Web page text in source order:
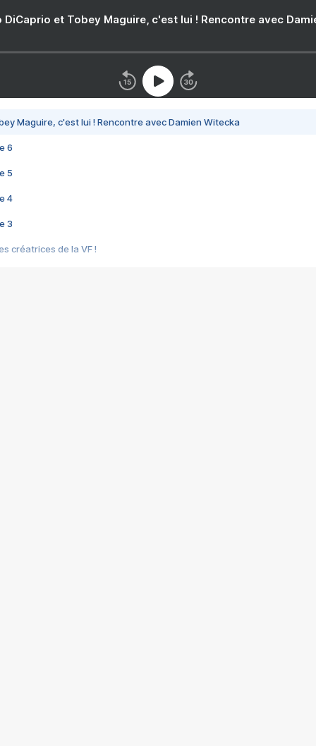
DiCaprio et Tobey Maguire, c'est lui ! Rencontre avec
Maguire, c'est lui ! Rencontre avec Damien Witecka
6
5
4
3
créatrices de la VF !